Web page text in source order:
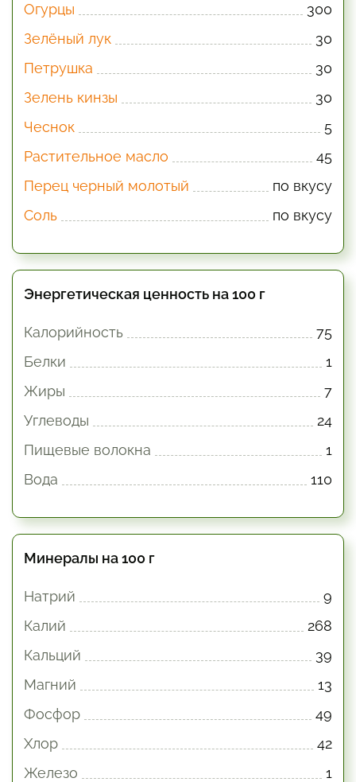
Огурцы
300
Зелёный лук
30
Петрушка
30
Зелень кинзы
30
Чеснок
5
Растительное масло
45
Перец черный молотый
по вкусу
Соль
по вкусу
Энергетическая ценность на 100 г
Калорийность
75
Белки
1
Жиры
7
Углеводы
24
Пищевые волокна
1
Вода
110
Минералы на 100 г
Натрий
9
Калий
268
Кальций
39
Магний
13
Фосфор
49
Хлор
42
Железо
1